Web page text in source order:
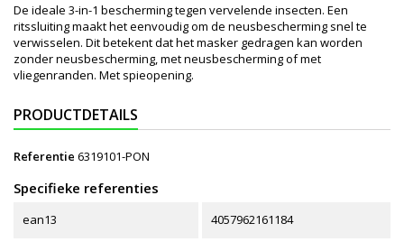
De ideale 3-in-1 bescherming tegen vervelende insecten. Een
ritssluiting maakt het eenvoudig om de neusbescherming snel te
verwisselen. Dit betekent dat het masker gedragen kan worden
zonder neusbescherming, met neusbescherming of met
vliegenranden. Met spieopening.
PRODUCTDETAILS
Referentie 6319101-PON
Specifieke referenties
ean13 4057962161184